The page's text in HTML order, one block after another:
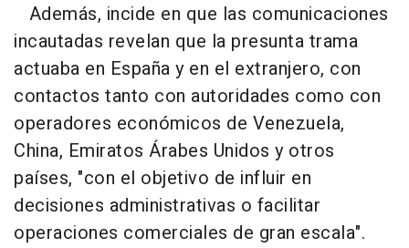
Además, incide en que las comunicaciones
incautadas revelan que la presunta trama
actuaba en España y en el extranjero, con
contactos tanto con autoridades como con
operadores económicos de Venezuela,
China, Emiratos Árabes Unidos y otros
países, "con el objetivo de influir en
decisiones administrativas o facilitar
operaciones comerciales de gran escala".